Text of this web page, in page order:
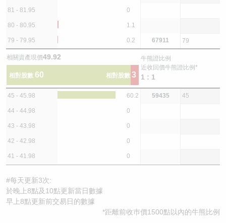
81 - 81.95 0
80 - 80.95 1.1
79 - 79.95 0.2 67911 79
相關資產現價49.92
相對股數 60 相對股數 3
牛熊證比例
近收回價牛熊證比例*
1 : 1
45 - 45.98 60.2 59435 45
44 - 44.98 0
43 - 43.98 0
42 - 42.98 0
41 - 41.98 0
#每天更新3次:
於晚上8點及10點更新當日數據
早上8點更新前交易日的數據
*距離前收巿價1500點以內的牛熊比例